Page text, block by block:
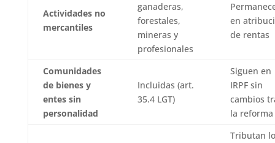
Actividades no
mercantiles
ganaderas,
forestales,
mineras y
profesionales
en
de rentas
Comunidades
de bienes y
entes sin
personalidad
Incluidas (art.
35.4 LGT)
Siguen en
IRPF sin
cambios
la reforma
Tributan